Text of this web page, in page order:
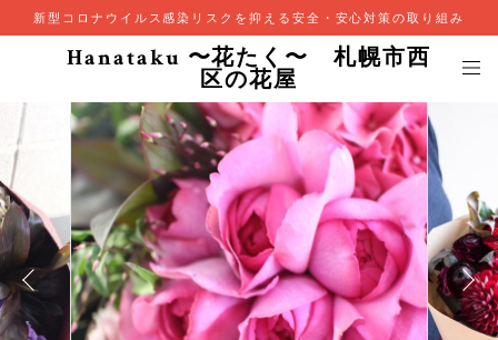
新型コロナウイルス感染リスクを抑える安全・安心対策の取り組み
Hanataku 〜花たく〜 札幌市西
区の花屋